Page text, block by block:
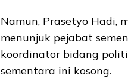
Namun, Prasetyo Hadi,
menunjuk pejabat
koordinator bidang
sementara ini kosong.